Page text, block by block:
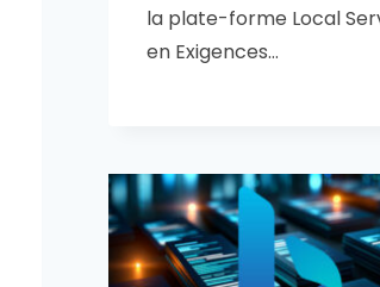
la plate-forme Local
en Exigences…